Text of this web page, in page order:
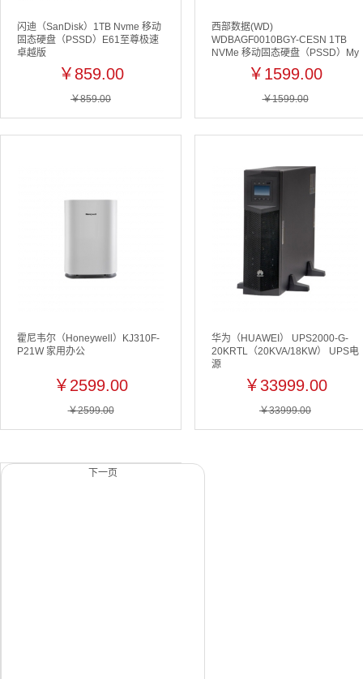
闪迪（SanDisk）1TB Nvme 移动
固态硬盘（PSSD）E61至尊极速
卓越版
￥859.00
￥859.00
西部数据(WD)
WDBAGF0010BGY-CESN 1TB
NVMe 移动固态硬盘（PSSD）My
Passport随行SSD版 防摔 加密 自
动备份 Type-C￥1599.00
￥1599.00
霍尼韦尔（Honeywell）KJ310F-
P21W 家用办公
￥2599.00
￥2599.00
华为（HUAWEI） UPS2000-G-
20KRTL（20KVA/18KW） UPS电
源
￥33999.00
￥33999.00
下一页